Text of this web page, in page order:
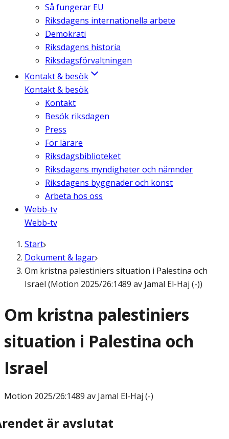
Så fungerar EU
Riksdagens internationella arbete
Demokrati
Riksdagens historia
Riksdagsförvaltningen
Kontakt & besök
Kontakt & besök
Kontakt
Besök riksdagen
Press
För lärare
Riksdagsbiblioteket
Riksdagens myndigheter och nämnder
Riksdagens byggnader och konst
Arbeta hos oss
Webb-tv
Webb-tv
Start
Dokument & lagar
Om kristna palestiniers situation i Palestina och
Israel (Motion 2025/26:1489 av Jamal El-Haj (-))
Om kristna palestiniers
situation i Palestina och
Israel
Motion 2025/26:1489 av Jamal El-Haj (-)
är avslutat